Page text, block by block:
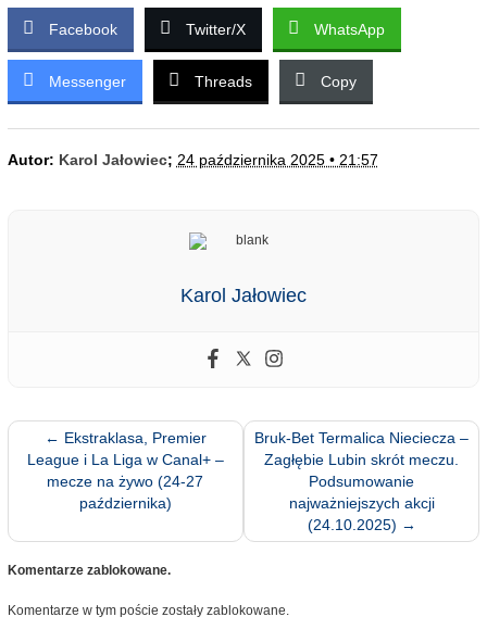
Facebook Twitter/X WhatsApp
Messenger Threads Copy
Autor: Karol Jałowiec; 24 października 2025 • 21:57
Karol Jałowiec
← Ekstraklasa, Premier
League i La Liga w Canal+ –
mecze na żywo (24-27
października)
Bruk-Bet Termalica Nieciecza –
Zagłębie Lubin skrót meczu.
Podsumowanie
najważniejszych akcji
(24.10.2025) →
Komentarze zablokowane.
Komentarze w tym poście zostały zablokowane.